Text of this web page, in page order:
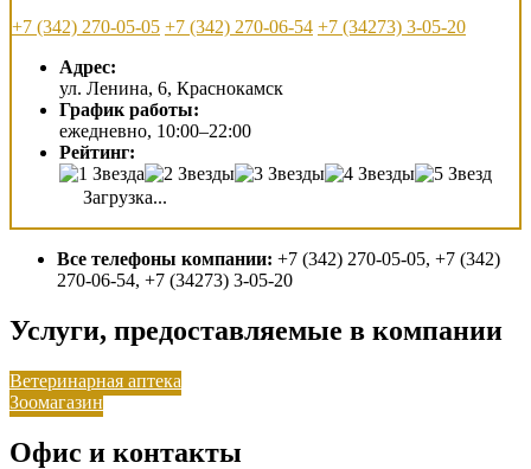
+7 (342) 270-05-05 +7 (342) 270-06-54 +7 (34273) 3-05-20
Адрес:
ул. Ленина, 6, Краснокамск
График работы:
ежедневно, 10:00–22:00
Рейтинг:
Загрузка...
Все телефоны компании: +7 (342) 270-05-05, +7 (342)
270-06-54, +7 (34273) 3-05-20
Услуги, предоставляемые в компании
Ветеринарная аптека
Зоомагазин
Офис и контакты